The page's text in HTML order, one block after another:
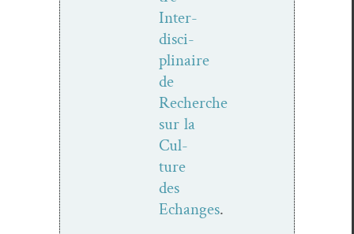
Inter­
dis­ci­
plinaire
de
Recherche
sur la
Cul­
ture
des
Echanges.